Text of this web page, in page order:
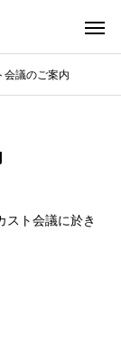
会議のご案内
スト会議に於き